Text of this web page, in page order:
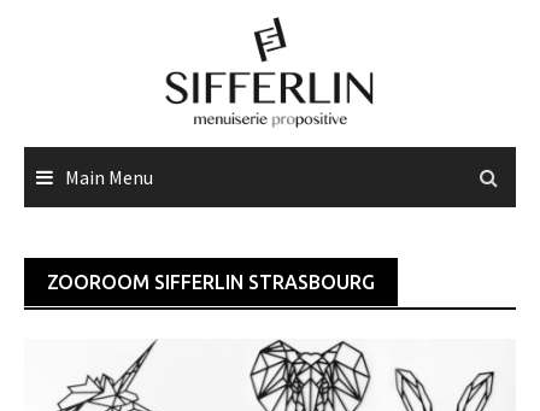
Main Menu
ZOOROOM SIFFERLIN STRASBOURG